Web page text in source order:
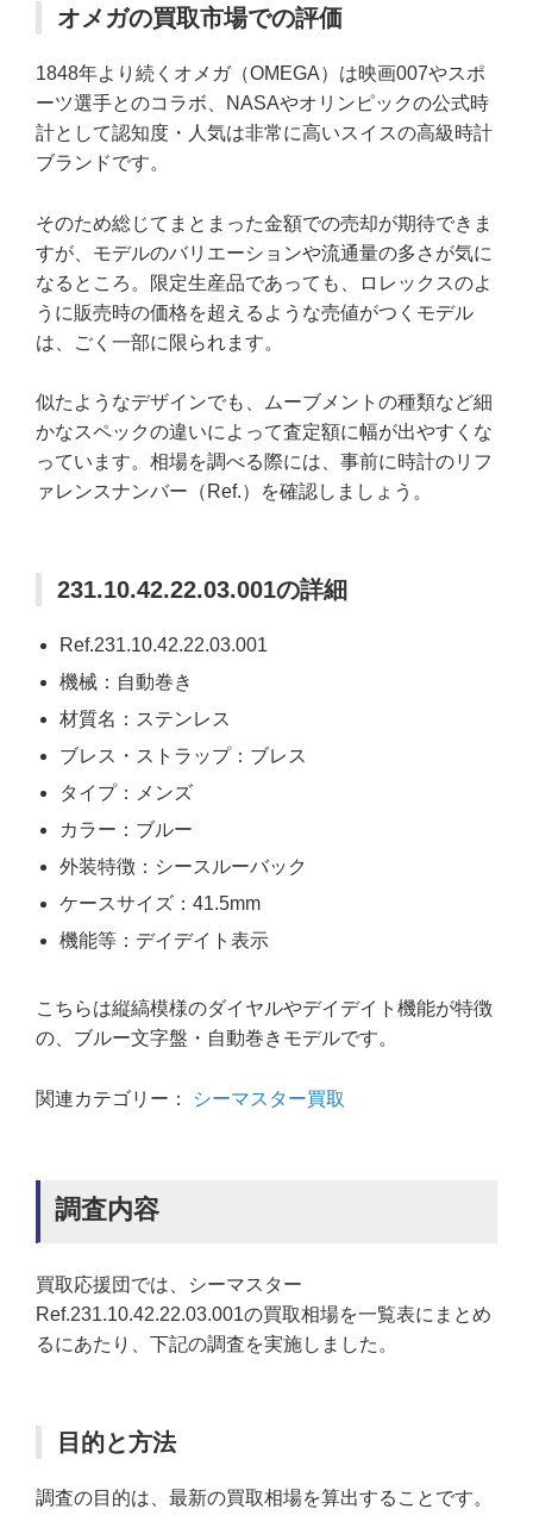
オメガの買取市場での評価
1848年より続くオメガ（OMEGA）は映画007やスポ
ーツ選手とのコラボ、NASAやオリンピックの公式時
計として認知度・人気は非常に高いスイスの高級時計
ブランドです。
そのため総じてまとまった金額での売却が期待できま
すが、モデルのバリエーションや流通量の多さが気に
なるところ。限定生産品であっても、ロレックスのよ
うに販売時の価格を超えるような売値がつくモデル
は、ごく一部に限られます。
似たようなデザインでも、ムーブメントの種類など細
かなスペックの違いによって査定額に幅が出やすくな
っています。相場を調べる際には、事前に時計のリフ
ァレンスナンバー（Ref.）を確認しましょう。
231.10.42.22.03.001の詳細
Ref.231.10.42.22.03.001
機械：自動巻き
材質名：ステンレス
ブレス・ストラップ：ブレス
タイプ：メンズ
カラー：ブルー
外装特徴：シースルーバック
ケースサイズ：41.5mm
機能等：デイデイト表示
こちらは縦縞模様のダイヤルやデイデイト機能が特徴
の、ブルー文字盤・自動巻きモデルです。
関連カテゴリー： シーマスター買取
調査内容
買取応援団では、シーマスター
Ref.231.10.42.22.03.001の買取相場を一覧表にまとめ
るにあたり、下記の調査を実施しました。
目的と方法
調査の目的は、最新の買取相場を算出することです。